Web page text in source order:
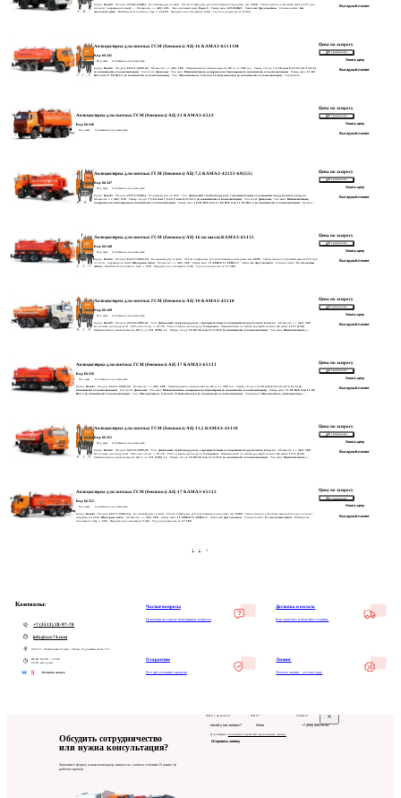
Бренд:КамАЗ · Модель:43502-66(D5) · Колесная формула:4х4 · Объем платформы, куб.м/монтажная длина рамы, мм:5200 · Тягово-сцепное устройство (высота ССУ при
полной / снаряженной массе):
· Мощность, л.с. (кВт):285 · Экологический класс:Евро-5 · Размер шин:425/85R21 · Ошиновка:Двухскатная · Спальное место:Без
спального места
· Вместимость топливного бака, л:2х210 · Передаточное отношение:5,94 · Грузоподъемность, кг:6.335
Выгодный лизинг
Автоцистерна для светлых ГСМ (бензовоз) АЦ-16 КАМАЗ-65111М
Код: 66-345
Под заказ
Собственное производство
Бренд:КамАЗ · Модель:65111-3090-46 · Мощность, л.с. (кВт):280 · Максимальная полезная мощность, кВт (л.с.):300 л.с. · Размер обода:7,5-20 или 8,25-22,5(7,5-22,5)
(в зависимости от комплектации) · Тип колес:Дисковые · Тип шин:Пневматические, камерные или бескамерные (в зависимости от комплектации) · Размер шин:11.00
R20 или 11.00 R22,5 (в зависимости от комплектации) · Тип:Механическая, 9-ти или 10-тиступенчатая (в зависимости от комплектации) · Управление:
Цена по запросу
В сравнение
Узнать цену
Выгодный лизинг
Автоцистерна для светлых ГСМ (бензовоз) АЦ-22 КАМАЗ-6522
Код: 66-346
Под заказ
Собственное производство
Цена по запросу
В сравнение
Узнать цену
Выгодный лизинг
Автоцистерна для светлых ГСМ (бензовоз) АЦ-7,5 КАМАЗ-43253-69(G5)
Код: 66-347
Под заказ
Собственное производство
Бренд:КамАЗ · Модель:43253-69(G5) · Колесная формула:4x2 · Тип:Дизельный с турбонаддувом, с промежуточным охлаждением наддувочного воздуха
Мощность, л.с. (кВт):250 · Размер обода:7,5-20 или 7,5-22,5 или 8,25-22,5 (в зависимости от комплектации) · Тип колес:Дисковые · Тип шин:Пневматические,
камерные или бескамерные (в зависимости от комплектации) · Размер шин:10.00 R20 или 11.00 R20 или 11.00 R22,5 (в зависимости от комплектации) · Привод:
Цена по запросу
В сравнение
Узнать цену
Выгодный лизинг
Автоцистерна для светлых ГСМ (бензовоз) АЦ-16 на шасси КАМАЗ-65115
Код: 66-348
Под заказ
Собственное производство
Бренд:КамАЗ · Модель:65115-3094-50 · Колесная формула:6x4 · Объем платформы, куб.м/монтажная длина рамы, мм:6900 · Тягово-сцепное устройство (высота ССУ при
полной / снаряженной массе):Шкворень-петля · Мощность, л.с. (кВт):300 · Размер шин:11.00R20 11.00R22,5 · Ошиновка:Двухскатная · Спальное место:Со спальным
местом · Вместимость топливного бака, л:350 · Передаточное отношение:5,94 · Грузоподъемность, кг:17 500
Цена по запросу
В сравнение
Узнать цену
Выгодный лизинг
Автоцистерна для светлых ГСМ (бензовоз) АЦ-10 КАМАЗ-43118
Код: 66-349
Под заказ
Собственное производство
Бренд:КамАЗ · Модель:43118-3089-46 · Тип:Дизельный с турбонаддувом, с промежуточным охлаждением наддувочного воздуха · Мощность, л.с. (кВт):300
Количество цилиндров:8 · Рабочий объем, л:11,76 · Расположение цилиндров:V-образное · Максимальный полезный крутящий момент, Нм (кгсм):1275 (130)
Максимальная полезная мощность, кВт (л.с.):221 (300) л.с. · Размер обода:10.00-20 или 12.2-20,9 (в зависимости от комплектации) · Тип шин:Пневматические, с
Цена по запросу
В сравнение
Узнать цену
Выгодный лизинг
Автоцистерна для светлых ГСМ (бензовоз) АЦ-17 КАМАЗ-65111
Код: 66-350
Под заказ
Собственное производство
Бренд:КамАЗ · Модель:65111-3090-46 · Мощность, л.с. (кВт):280 · Максимальная полезная мощность, кВт (л.с.):300 л.с. · Размер обода:7,5-20 или 8,25-22,5(7,5-22,5) (в
зависимости от комплектации)
· Тип колес:Дисковые · Тип шин:Пневматические, камерные или бескамерные (в зависимости от комплектации) · Размер шин:11.00 R20 или 11.00
R22,5 (в зависимости от комплектации)
· Тип:Механическая, 9-ти или 10-тиступенчатая (в зависимости от комплектации) · Управление:Механическое, дистанционное
Цена по запросу
В сравнение
Узнать цену
Выгодный лизинг
Автоцистерна для светлых ГСМ (бензовоз) АЦ-11,5 КАМАЗ-43118
Код: 66-351
Под заказ
Собственное производство
Бренд:КамАЗ · Модель:43118-3089-46 · Тип:Дизельный с турбонаддувом, с промежуточным охлаждением наддувочного воздуха · Мощность, л.с. (кВт):300
Количество цилиндров:8 · Рабочий объем, л:11,76 · Расположение цилиндров:V-образное · Максимальный полезный крутящий момент, Нм (кгсм):1275 (130)
Максимальная полезная мощность, кВт (л.с.):221 (300) л.с. · Размер обода:10.00-20 или 12.2-20,9 (в зависимости от комплектации) · Тип шин:Пневматические, с
Цена по запросу
В сравнение
Узнать цену
Выгодный лизинг
Автоцистерна для светлых ГСМ (бензовоз) АЦ-17 КАМАЗ-65115
Код: 66-352
Под заказ
Собственное производство
Бренд:КамАЗ · Модель:65115-3094-50 · Колесная формула:6x4 · Объем платформы, куб.м/монтажная длина рамы, мм:6900
· Тягово-сцепное устройство (высота ССУ при полной /
снаряженной массе):Шкворень-петля · Мощность, л.с. (кВт):300 · Размер шин:11.00R20 11.00R22,5 · Ошиновка:Двухскатная · Спальное место:Со спальным местом
· Вместимость
топливного бака, л:350 · Передаточное отношение:5,94 · Грузоподъемность, кг:17 500
Цена по запросу
В сравнение
Узнать цену
Выгодный лизинг
1 2
Контакты:
+7 (3513) 28-97-70
info@asv74.com
456313, Челябинская область, г. Миасс, Тургоякское шоссе, 5/4
Пн-Пт: 09:00 – 18:00
Сб-Вс: выходные
Оставить заявку
Частые вопросы
Ответили на самые популярные вопросы
Доставка и оплата
Как оплатить и получить технику
О гарантии
Все про условия гарантии
Лизинг
Почему лизинг - это выгодно
Обсудить сотрудничество
или нужна консультация?
Заполните форму и наш менеджер свяжется с вами в течении 15 минут (в
рабочее время)
Какой у вас вопрос? Ф.И.О.* Телефон*
Я соглашаюсь с политикой обработки персональных данных
Отправить заявку